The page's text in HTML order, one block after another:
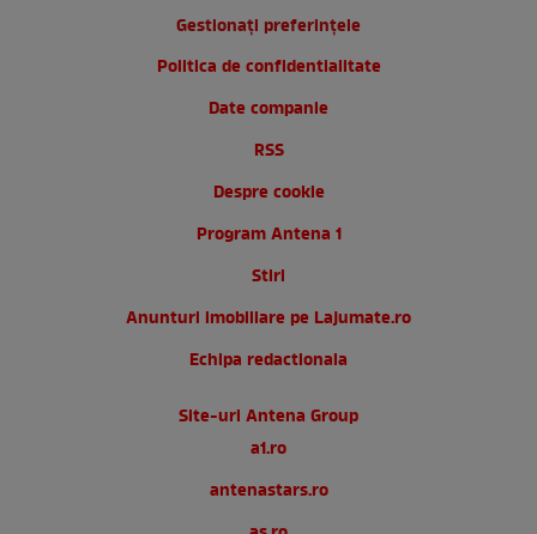
Gestionați preferințele
Politica de confidentialitate
Date companie
RSS
Despre cookie
Program Antena 1
Stiri
Anunturi imobiliare pe Lajumate.ro
Echipa redactionala
Site-uri Antena Group
a1.ro
antenastars.ro